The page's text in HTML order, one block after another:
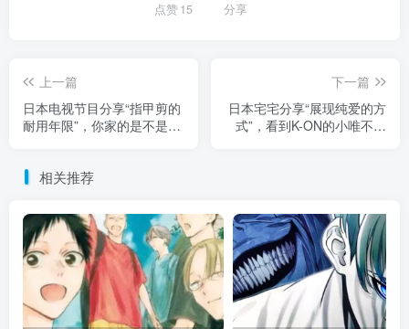
点赞15 分享
上一篇
日本电视节目分享“指甲剪的
耐用年限”，你家的是不是用
了！
下一篇
日本宅宅分享“展现纯爱的方
式”，看到K-ON的小唯不喜
相关推荐